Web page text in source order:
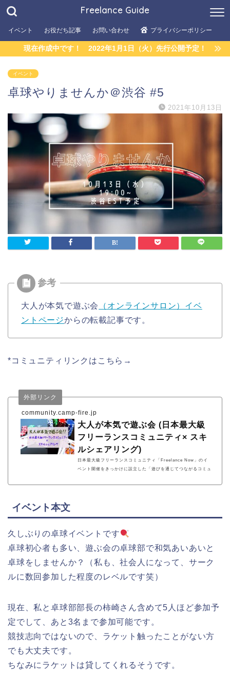
Freelance Guide
イベント お役だち記事 お問い合わせ プライバシーポリシー
現在作成中です！ 2022年1月1日（火）先行公開予定！
イベント
卓球やりませんか＠渋谷 #5
2021年10月13日
大人が本気で遊ぶ会
（オンラインサロン）イベ
ントページからの転載記事です。
*コミュニティリンクはこちら→
community.camp-fire.jp
外部リンク
大人が本気で遊ぶ会 (日本最大級
フリーランスコミュニティ× スキ
ルシェアリング)
日本最大級フリーランスコミュニティ「Freelance Now」のイ
ベント開催をきっかけに設立した「遊びを通じてつながるコミュ
ながらに「スキルシェアリング」・「メンバー間での業務委託契
イベント本文
久しぶりの卓球イベントです
卓球初心者も多い、遊ぶ会の卓球部で和気あいあいと
卓球をしませんか？（私も、社会人になって、サーク
ルに数回参加した程度のレベルです笑）
現在、私と卓球部部長の柿崎さん含めて5人ほど参加予
定でして、あと3名まで参加可能です。
競技志向ではないので、ラケット触ったことがない方
でも大丈夫です。
ちなみにラケットは貸してくれるそうです。